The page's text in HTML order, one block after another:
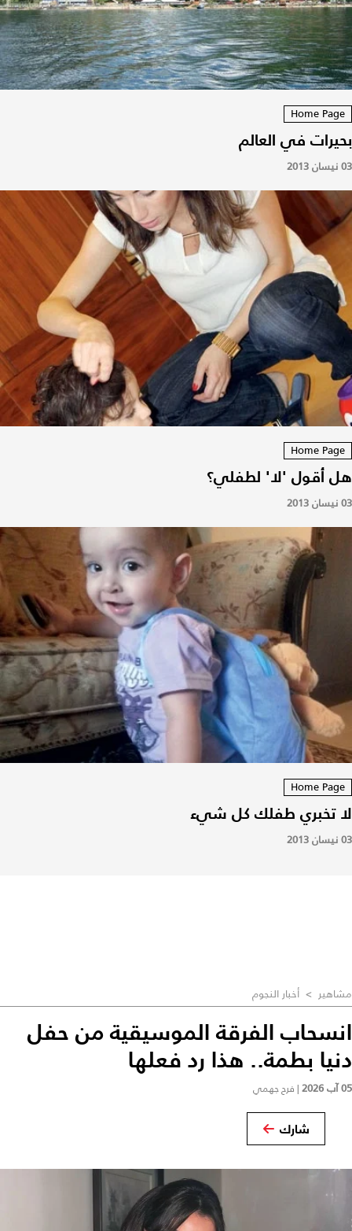
Home
في العالم
Home
أقول 'لا' لطفلي؟
Home
تخبري طفلك كل شيء
>أخبار النجوم
الفرقة الموسيقية من حفل
بطمة.. هذا رد فعلها
|فرح جهمي
شارك